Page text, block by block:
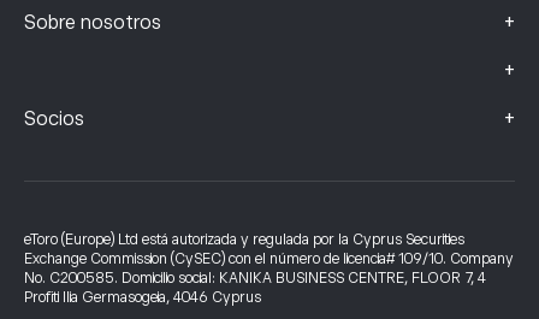
Sobre nosotros +
+
Socios +
eToro (Europe) Ltd está autorizada y regulada por la Cyprus Securities
Exchange Commission (CySEC) con el número de licencia# 109/10. Company
No. C200585. Domicilio social: KANIKA BUSINESS CENTRE, FLOOR 7, 4
Profiti Ilia Germasogeia, 4046 Cyprus